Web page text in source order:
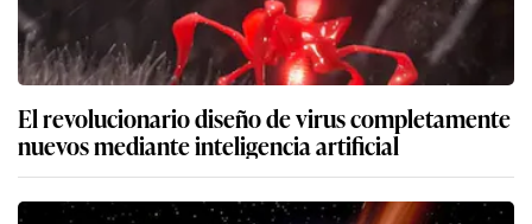
El revolucionario diseño de virus completamente
nuevos mediante inteligencia artificial